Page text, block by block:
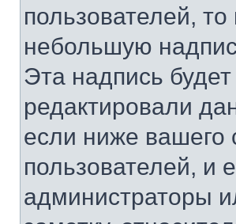
пользователей,
небольшую
Эта надпись
редактировали
если ниже вашего
пользователей, и
администраторы